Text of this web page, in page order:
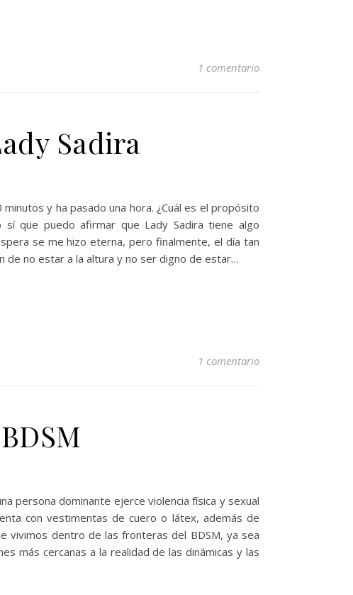
1 comentario
Sadira
y ha pasado una hora. ¿Cuál es el propósito
que puedo afirmar que Lady Sadira tiene algo
se me hizo eterna, pero finalmente, el día tan
de no estar a la altura y no ser digno de estar…
1 comentario
persona dominante ejerce violencia física y sexual
con vestimentas de cuero o látex, además de
vivimos dentro de las fronteras del BDSM, ya sea
más cercanas a la realidad de las dinámicas y las